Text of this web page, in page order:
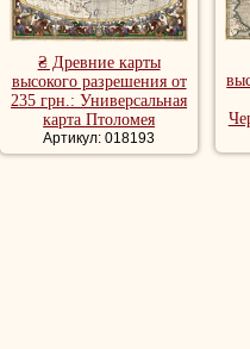
Питера
Бертиусу
путешествия
преследованием
побывал в
₴ Древние карты
высокого разрешения от
235 грн.: Универсальная
карта Птоломея
Артикул: 018193